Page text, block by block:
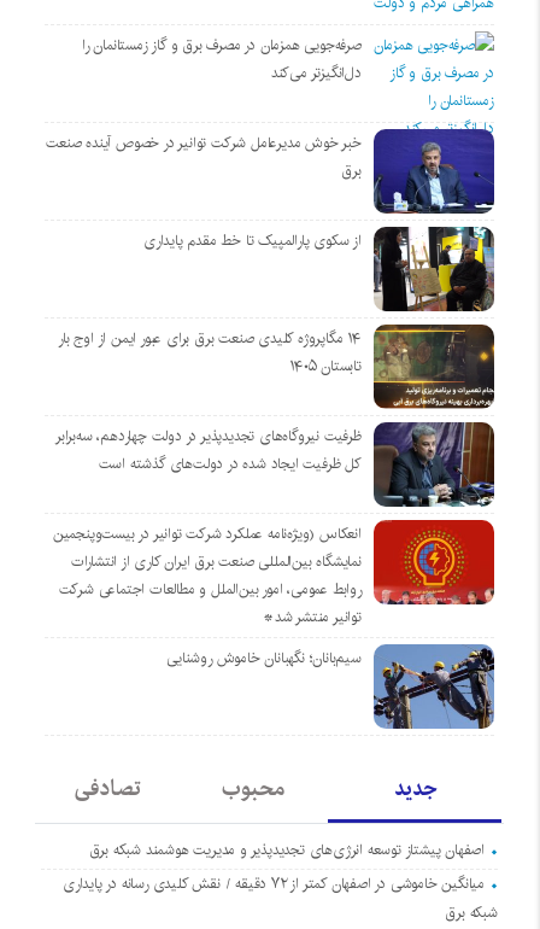
صرفه‌جویی همزمان در مصرف برق و گاز زمستانمان را
دل‌انگیزتر می‌کند
خبر خوش مدیرعامل شرکت توانیر در خصوص آینده صنعت
برق
از سکوی پارالمپیک تا خط مقدم پایداری
۱۴ مگاپروژه‌ کلیدی صنعت برق برای عبور ایمن از اوج بار
تابستان ۱۴۰۵
ظرفیت نیروگاه‌های تجدیدپذیر در دولت چهاردهم، سه‌برابر
کل ظرفیت ایجاد شده در دولت‌های گذشته است
انعکاس (ویژه‌نامه عملکرد شرکت توانیر در بیست‌وپنجمین
نمایشگاه بین‌المللی صنعت برق ایران کاری از انتشارات
روابط عمومی، امور بین‌الملل و مطالعات اجتماعی شرکت
توانیر منتشر شد*
سیم‌بانان؛ نگهبانان خاموش روشنایی
جدید محبوب تصادفی
اصفهان پیشتاز توسعه انرژی‌های تجدیدپذیر و مدیریت هوشمند شبکه برق
میانگین خاموشی در اصفهان کمتر از ۷۲ دقیقه / نقش کلیدی رسانه در پایداری
شبکه برق